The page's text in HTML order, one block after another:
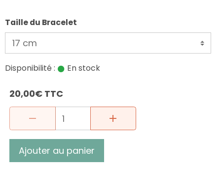
Taille du Bracelet
Disponibilité : En stock
20,00€ TTC
Ajouter au panier